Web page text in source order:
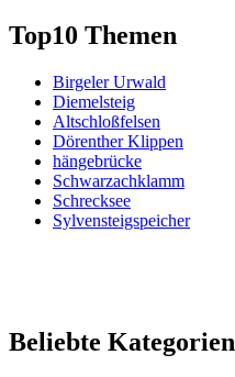
Top10 Themen
Birgeler Urwald
Diemelsteig
Altschloßfelsen
Dörenther Klippen
hängebrücke
Schwarzachklamm
Schrecksee
Sylvensteigspeicher
Beliebte Kategorien